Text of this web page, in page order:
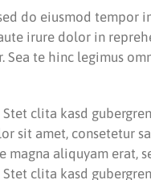
do eiusmod tempor
irure dolor in
te hinc legimus
clita kasd
sit amet, consetetur
aliquyam erat,
clita kasd